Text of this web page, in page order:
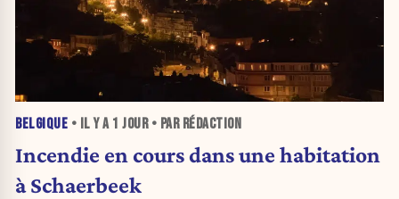
BELGIQUE • IL Y A 1 JOUR• PAR RÉDACTION
Incendie en cours dans une habitation
à Schaerbeek